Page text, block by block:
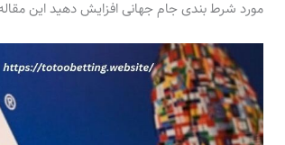
مورد شرط بندی جام جهانی افزایش دهید این مقاله